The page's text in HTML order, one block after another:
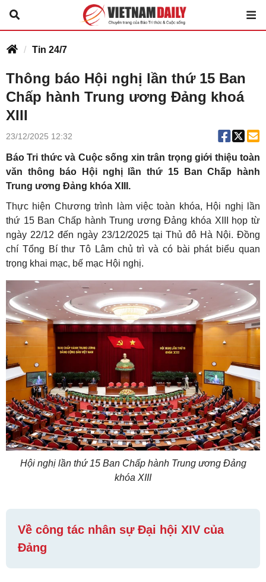
Tin 24/7
Thông báo Hội nghị lần thứ 15 Ban
Chấp hành Trung ương Đảng khoá
XIII
23/12/2025 12:32
Báo Tri thức và Cuộc sống xin trân trọng giới thiệu toàn
văn thông báo Hội nghị lần thứ 15 Ban Chấp hành
Trung ương Đảng khóa XIII.
Thực hiện Chương trình làm việc toàn khóa, Hội nghị lần
thứ 15 Ban Chấp hành Trung ương Đảng khóa XIII họp từ
ngày 22/12 đến ngày 23/12/2025 tại Thủ đô Hà Nội. Đồng
chí Tổng Bí thư Tô Lâm chủ trì và có bài phát biểu quan
trọng khai mạc, bế mạc Hội nghị.
Hội nghị lần thứ 15 Ban Chấp hành Trung ương Đảng
khóa XIII
Về công tác nhân sự Đại hội XIV của
Đảng